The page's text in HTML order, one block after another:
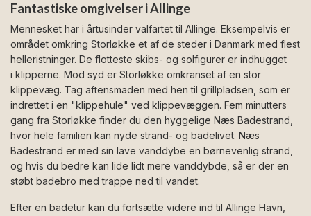
Fantastiske omgivelser i Allinge
Mennesket har i årtusinder valfartet til Allinge. Eksempelvis er
området omkring Storløkke et af de steder i Danmark med flest
helleristninger. De flotteste skibs- og solfigurer er indhugget
i klipperne. Mod syd er Storløkke omkranset af en stor
klippevæg. Tag aftensmaden med hen til grillpladsen, som er
indrettet i en "klippehule" ved klippevæggen. Fem minutters
gang fra Storløkke finder du den hyggelige Næs Badestrand,
hvor hele familien kan nyde strand- og badelivet. Næs
Badestrand er med sin lave vanddybe en børnevenlig strand,
og hvis du bedre kan lide lidt mere vanddybde, så er der en
støbt badebro med trappe ned til vandet.
Efter en badetur kan du fortsætte videre ind til Allinge Havn,